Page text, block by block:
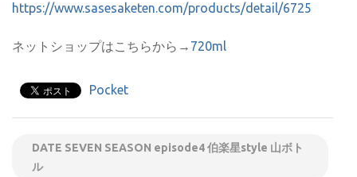
https://www.sasesaketen.com/products/detail/6725
ネットショップはこちらから→ 720ml
Pocket
DATE SEVEN SEASON episode4 伯楽星style 山ボト
ル